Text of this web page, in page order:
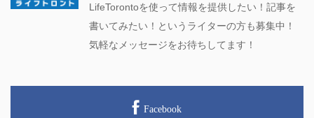
LifeTorontoを使って情報を提供したい！記事を
書いてみたい！というライターの方も募集中！
気軽なメッセージをお待ちしてます！
Facebook